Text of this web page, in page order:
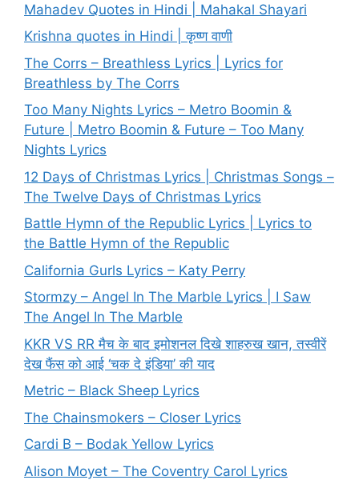
Mahadev Quotes in Hindi | Mahakal Shayari
Krishna quotes in Hindi | कृष्ण वाणी
The Corrs – Breathless Lyrics | Lyrics for
Breathless by The Corrs
Too Many Nights Lyrics – Metro Boomin &
Future | Metro Boomin & Future – Too Many
Nights Lyrics
12 Days of Christmas Lyrics | Christmas Songs –
The Twelve Days of Christmas Lyrics
Battle Hymn of the Republic Lyrics | Lyrics to
the Battle Hymn of the Republic
California Gurls Lyrics – Katy Perry
Stormzy – Angel In The Marble Lyrics | I Saw
The Angel In The Marble
KKR VS RR मैच के बाद इमोशनल दिखे शाहरुख खान, तस्वीरें
देख फैंस को आई ‘चक दे इंडिया’ की याद
Metric – Black Sheep Lyrics
The Chainsmokers – Closer Lyrics
Cardi B – Bodak Yellow Lyrics
Alison Moyet – The Coventry Carol Lyrics